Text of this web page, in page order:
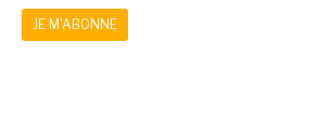
JE M'ABONNE